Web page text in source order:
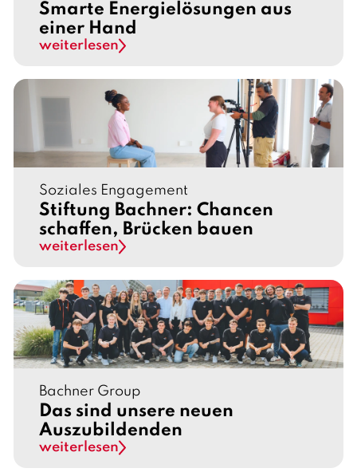
Smarte Energielösungen aus
einer Hand
weiterlesen
Soziales Engagement
Stiftung Bachner: Chancen
schaffen, Brücken bauen
weiterlesen
Bachner Group
Das sind unsere neuen
Auszubildenden
weiterlesen